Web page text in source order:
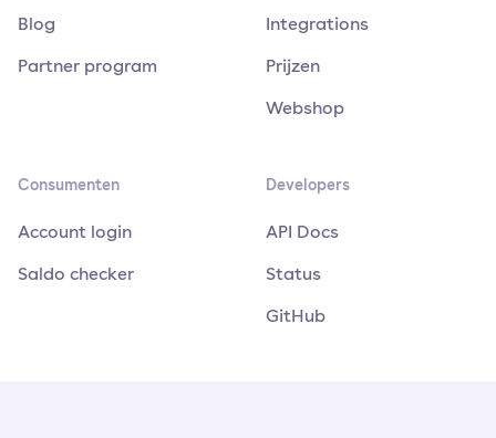
Blog
Partner program
Integrations
Prijzen
Webshop
Consumenten
Account login
Saldo checker
Developers
API Docs
Status
GitHub